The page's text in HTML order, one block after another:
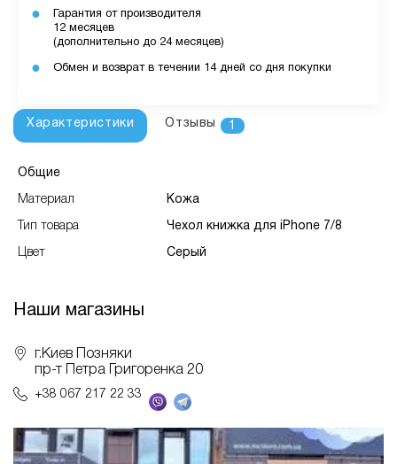
Гарантия от производителя
12 месяцев
(дополнительно до 24 месяцев)
Обмен и возврат в течении 14 дней со дня покупки
Характеристики Отзывы 1
Общие
Материал Кожа
Тип товара Чехол книжка для iPhone 7/8
Цвет Серый
Наши магазины
г.Киев Позняки
пр-т Петра Григоренка 20
+38 067 217 22 33